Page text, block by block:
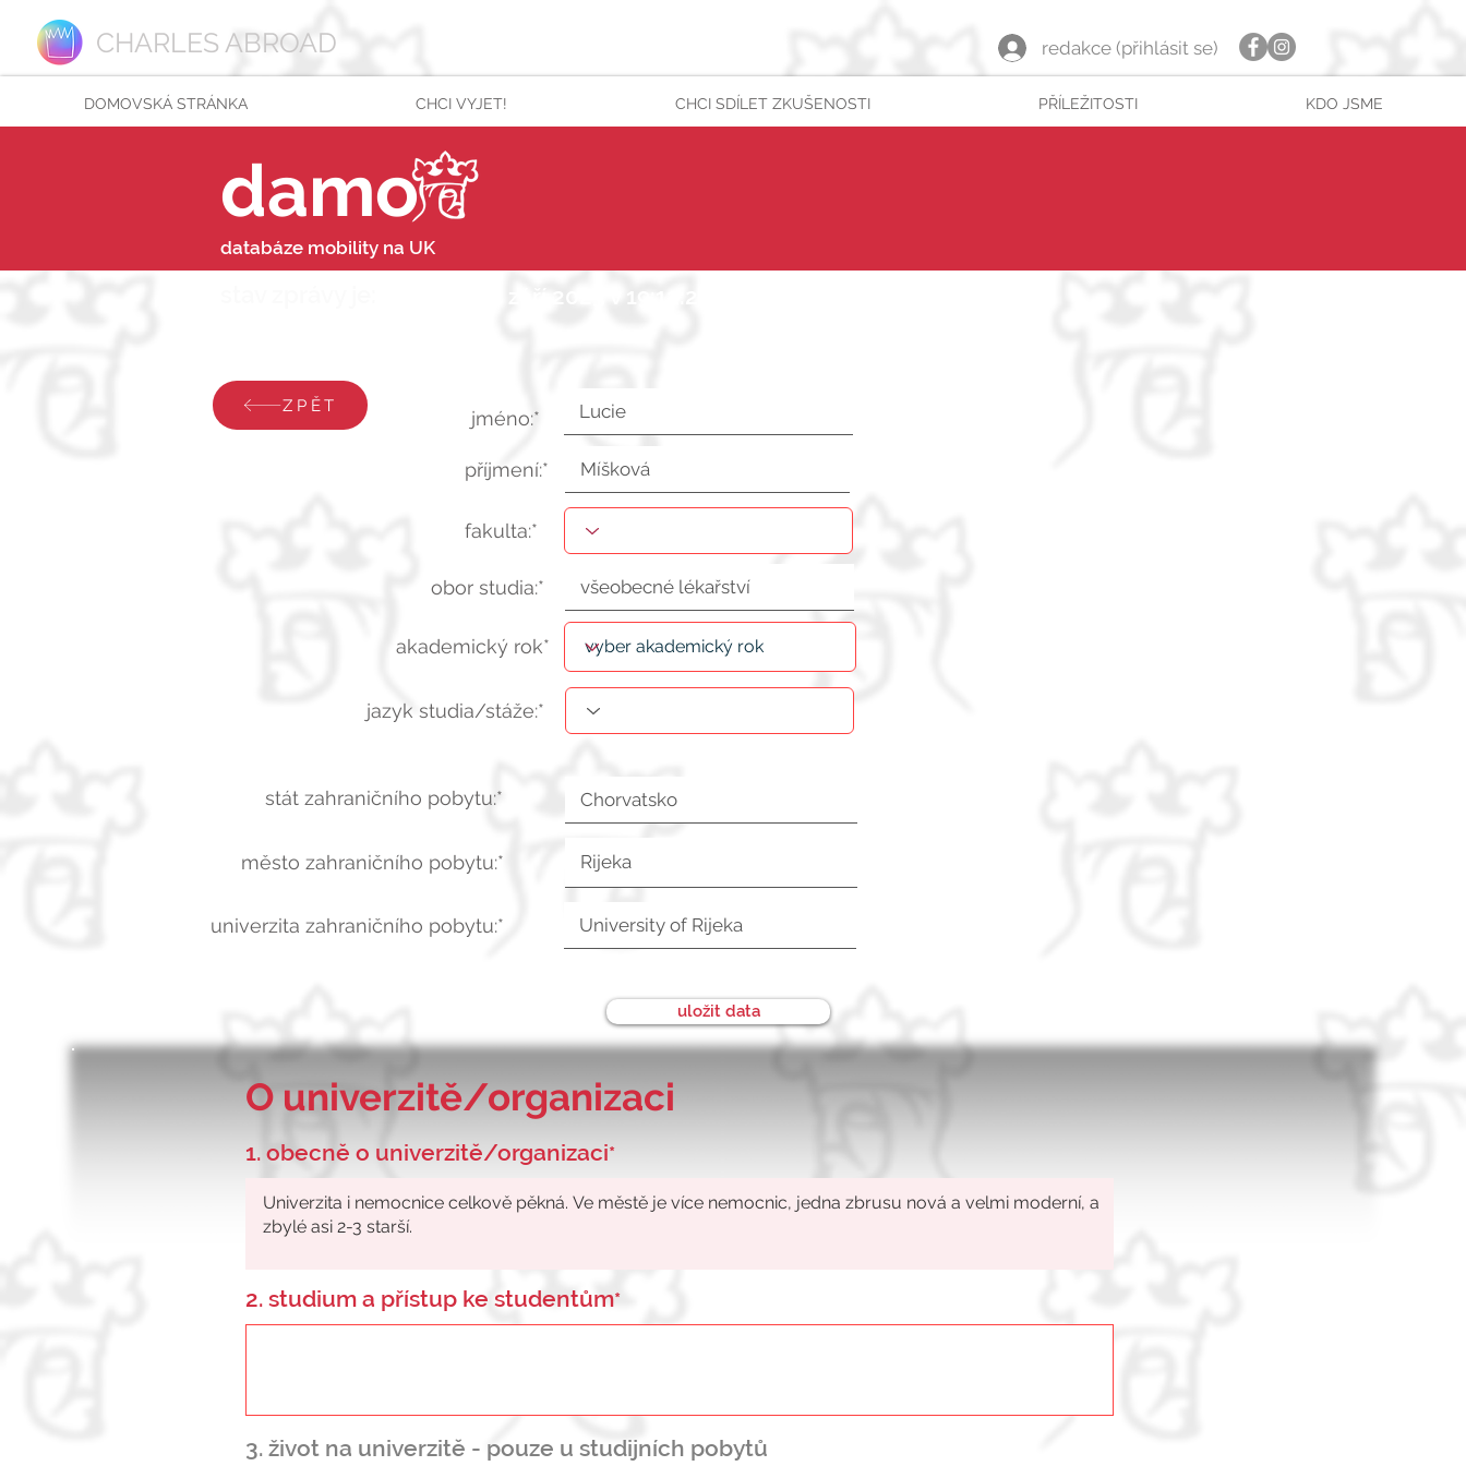
CHARLES ABROAD redakce (přihlásit se)
DOMOVSKÁ STRÁNKA CHCI VYJET! CHCI SDÍLET ZKUŠENOSTI PŘÍLEŽITOSTI KDO JSME
damo
databáze mobility na UK
ZPĚT
jméno:*
příjmení:*
fakulta:*
obor studia:*
akademický rok*
jazyk studia/stáže:*
stát zahraničního pobytu:*
město zahraničního pobytu:*
univerzita zahraničního pobytu:*
uložit data
O univerzitě/organizaci
1. obecně o univerzitě/organizaci*
2. studium a přístup ke studentům*
3. život na univerzitě - pouze u studijních pobytů